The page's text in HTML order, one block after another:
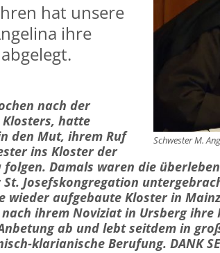
Schwester M.
hat unsere
ihre
nach der
hatte
den Mut, ihrem Ruf
ins Kloster der
folgen. Damals waren die
St. Josefskongregation
wieder aufgebaute Kloster in
ihrem Noviziat in Ursberg
ab und lebt seitdem in
klarianische Berufung. DANK